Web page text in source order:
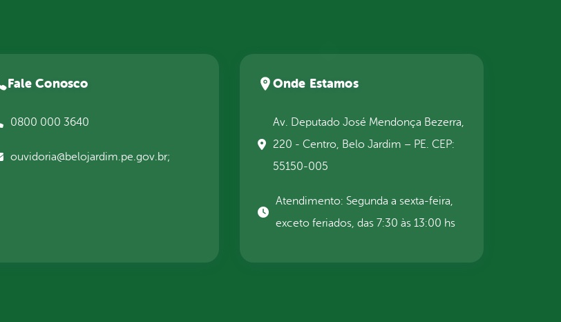
Fale Conosco
0800 000 3640
ouvidoria@belojardim.pe.gov.br;
Onde Estamos
Av. Deputado José Mendonça Bezerra,
220 - Centro, Belo Jardim – PE. CEP:
55150-005
Atendimento: Segunda a sexta-feira,
exceto feriados, das 7:30 às 13:00 hs